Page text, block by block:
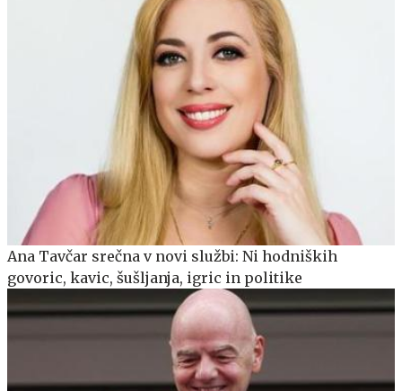
Ana Tavčar srečna v novi službi: Ni hodniških
govoric, kavic, šušljanja, igric in politike